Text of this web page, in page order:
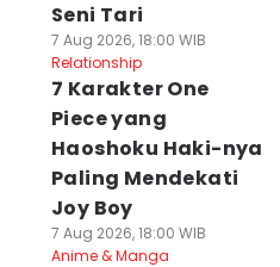
Seni Tari
7 Aug 2026, 18:00 WIB
Relationship
7 Karakter One
Piece yang
Haoshoku Haki-nya
Paling Mendekati
Joy Boy
7 Aug 2026, 18:00 WIB
Anime & Manga